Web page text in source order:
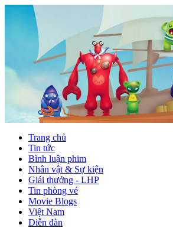
Trang chủ
Tin tức
Bình luận phim
Nhân vật & Sự kiện
Giải thưởng - LHP
Tin phòng vé
Movie Blogs
Việt Nam
Diễn đàn